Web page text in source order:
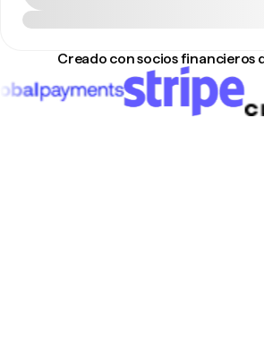
Creado con socios financieros